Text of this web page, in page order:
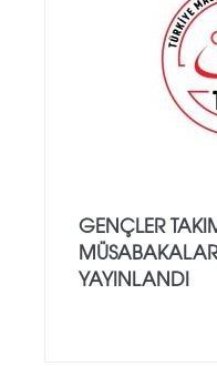
GENÇLER
YAYINLANDI